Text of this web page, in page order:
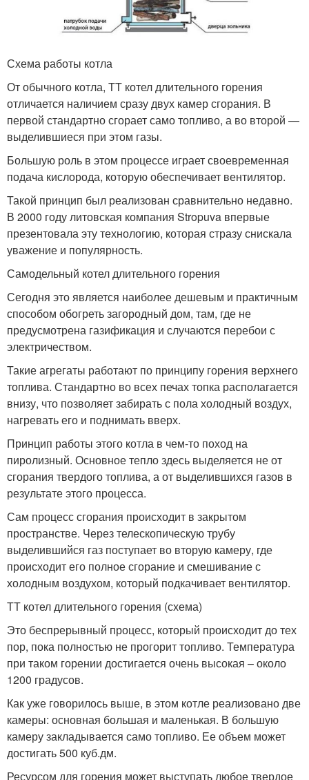
Схема работы котла
От обычного котла, ТТ котел длительного горения
отличается наличием сразу двух камер сгорания. В
первой стандартно сгорает само топливо, а во второй —
выделившиеся при этом газы.
Большую роль в этом процессе играет своевременная
подача кислорода, которую обеспечивает вентилятор.
Такой принцип был реализован сравнительно недавно.
В 2000 году литовская компания Stropuva впервые
презентовала эту технологию, которая стразу снискала
уважение и популярность.
Самодельный котел длительного горения
Сегодня это является наиболее дешевым и практичным
способом обогреть загородный дом, там, где не
предусмотрена газификация и случаются перебои с
электричеством.
Такие агрегаты работают по принципу горения верхнего
топлива. Стандартно во всех печах топка располагается
внизу, что позволяет забирать с пола холодный воздух,
нагревать его и поднимать вверх.
Принцип работы этого котла в чем-то поход на
пиролизный. Основное тепло здесь выделяется не от
сгорания твердого топлива, а от выделившихся газов в
результате этого процесса.
Сам процесс сгорания происходит в закрытом
пространстве. Через телескопическую трубу
выделившийся газ поступает во вторую камеру, где
происходит его полное сгорание и смешивание с
холодным воздухом, который подкачивает вентилятор.
ТТ котел длительного горения (схема)
Это беспрерывный процесс, который происходит до тех
пор, пока полностью не прогорит топливо. Температура
при таком горении достигается очень высокая – около
1200 градусов.
Как уже говорилось выше, в этом котле реализовано две
камеры: основная большая и маленькая. В большую
камеру закладывается само топливо. Ее объем может
достигать 500 куб.дм.
Ресурсом для горения может выступать любое твердое